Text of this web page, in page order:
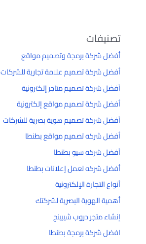
تصنيفات
أفضل شركة برمجة وتصميم مواقع
أفضل شركة تصميم علامة تجارية للشركات
أفضل شركة تصميم متاجر إلكترونية
أفضل شركة تصميم مواقع إلكترونية
أفضل شركة تصميم هوية بصرية للشركات
أفضل شركه تصميم مواقع بطنطا
أفضل شركه سيو بطنطا
أفضل شركه لعمل إعلانات بطنطا
أنواع التجارة الإلكترونية
أهمية الهوية البصرية لشركتك
إنشاء متجر دروب شيبينج
افضل شركة برمجة بطنطا